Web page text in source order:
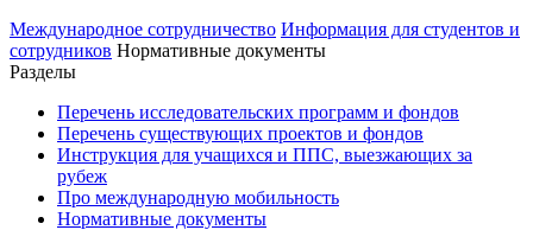
Международное сотрудничество Информация для студентов и
сотрудников Нормативные документы
Разделы
Перечень исследовательских программ и фондов
Перечень существующих проектов и фондов
Инструкция для учащихся и ППС, выезжающих за
рубеж
Про международную мобильность
Нормативные документы